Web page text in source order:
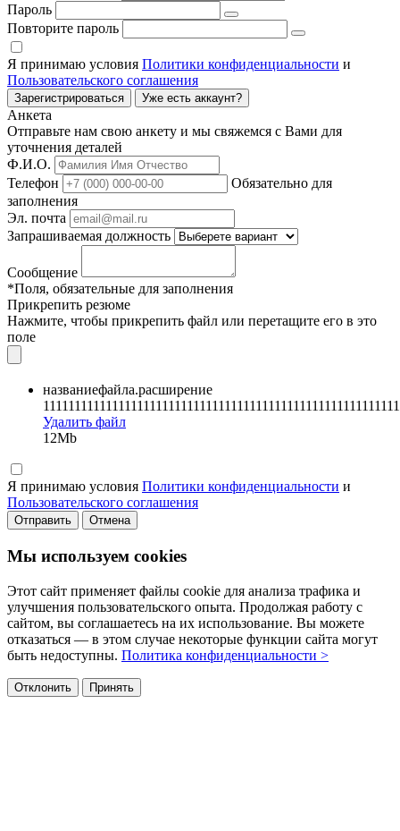
Пароль
Повторите пароль
Я принимаю условия Политики конфиденциальности и
Пользовательского соглашения
Зарегистрироваться Уже есть аккаунт?
Анкета
Отправьте нам свою анкету и мы свяжемся с Вами для
уточнения деталей
Ф.И.О.
Телефон
Обязательно для
заполнения
Эл. почта
Запрашиваемая должность
Сообщение
*Поля, обязательные для заполнения
Прикрепить резюме
Нажмите, чтобы прикрепить файл или перетащите его в это
поле
названиефайла.расширение
111111111111111111111111111111111111111111111111111111111
Удалить файл
12Mb
Я принимаю условия Политики конфиденциальности и
Пользовательского соглашения
Отправить Отмена
Мы используем cookies
Этот сайт применяет файлы cookie для анализа трафика и
улучшения пользовательского опыта. Продолжая работу с
сайтом, вы соглашаетесь на их использование. Вы можете
отказаться — в этом случае некоторые функции сайта могут
быть недоступны. Политика конфиденциальности >
Отклонить Принять